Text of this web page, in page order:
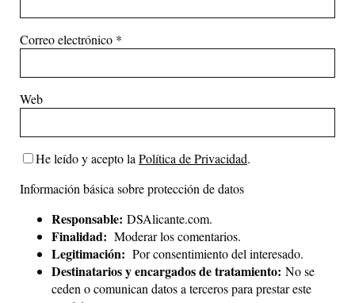
Correo electrónico *
Web
He leído y acepto la Política de Privacidad.
Información básica sobre protección de datos
Responsable: DSAlicante.com.
Finalidad: Moderar los comentarios.
Legitimación: Por consentimiento del interesado.
Destinatarios y encargados de tratamiento: No se
ceden o comunican datos a terceros para prestar este